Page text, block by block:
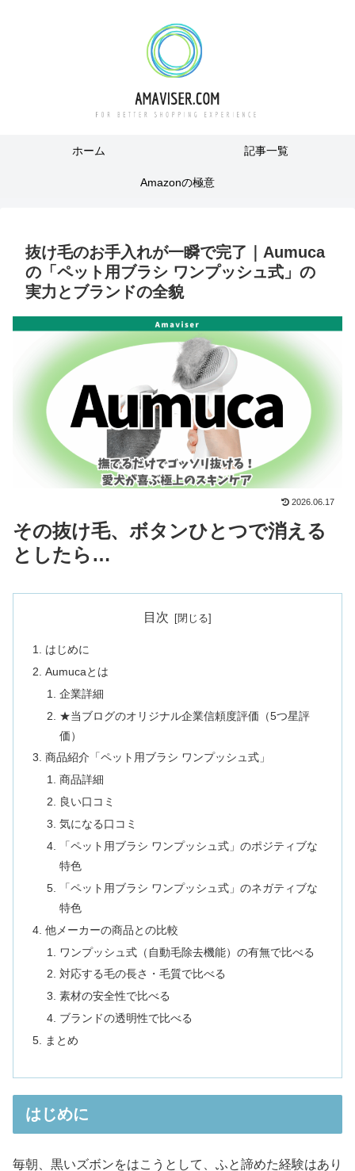
ホーム 記事一覧
Amazonの極意
抜け毛のお手入れが一瞬で完了｜Aumuca
の「ペット用ブラシ ワンプッシュ式」の
実力とブランドの全貌
2026.06.17
その抜け毛、ボタンひとつで消える
としたら…
目次
はじめに
Aumucaとは
企業詳細
★当ブログのオリジナル企業信頼度評価（5つ星評
価）
商品紹介「ペット用ブラシ ワンプッシュ式」
商品詳細
良い口コミ
気になる口コミ
「ペット用ブラシ ワンプッシュ式」のポジティブな
特色
「ペット用ブラシ ワンプッシュ式」のネガティブな
特色
他メーカーの商品との比較
ワンプッシュ式（自動毛除去機能）の有無で比べる
対応する毛の長さ・毛質で比べる
素材の安全性で比べる
ブランドの透明性で比べる
まとめ
はじめに
毎朝、黒いズボンをはこうとして、ふと諦めた経験はあり